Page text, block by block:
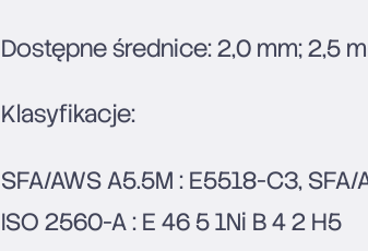
Dostępne średnice: 2,0 mm; 2,5
Klasyfikacje:
SFA/AWS A5.5M : E5518-C3,
ISO 2560-A : E 46 5 1Ni B 4 2 H5